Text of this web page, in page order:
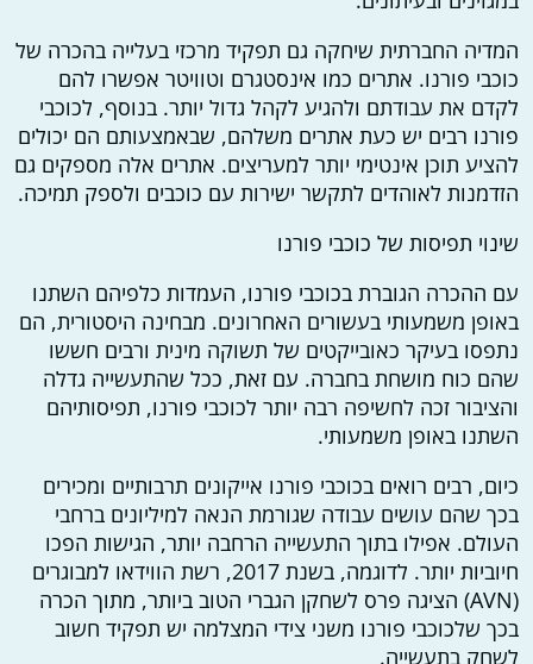
המדיה החברתית שיחקה גם תפקיד מרכזי בעלייה בהכרה של
כוכבי פורנו. אתרים כמו אינסטגרם וטוויטר אפשרו להם
לקדם את עבודתם ולהגיע לקהל גדול יותר. בנוסף, לכוכבי
פורנו רבים יש כעת אתרים משלהם, שבאמצעותם הם יכולים
להציע תוכן אינטימי יותר למעריצים. אתרים אלה מספקים גם
הזדמנות לאוהדים לתקשר ישירות עם כוכבים ולספק תמיכה.
שינוי תפיסות של כוכבי פורנו
עם ההכרה הגוברת בכוכבי פורנו, העמדות כלפיהם השתנו
באופן משמעותי בעשורים האחרונים. מבחינה היסטורית, הם
נתפסו בעיקר כאובייקטים של תשוקה מינית ורבים חששו
שהם כוח מושחת בחברה. עם זאת, ככל שהתעשייה גדלה
והציבור זכה לחשיפה רבה יותר לכוכבי פורנו, תפיסותיהם
השתנו באופן משמעותי.
כיום, רבים רואים בכוכבי פורנו אייקונים תרבותיים ומכירים
בכך שהם עושים עבודה שגורמת הנאה למיליונים ברחבי
העולם. אפילו בתוך התעשייה הרחבה יותר, הגישות הפכו
חיוביות יותר. לדוגמה, בשנת 2017, רשת הווידאו למבוגרים
(AVN) הציגה פרס לשחקן הגברי הטוב ביותר, מתוך הכרה
בכך שלכוכבי פורנו משני צידי המצלמה יש תפקיד חשוב
לשחק בתעשייה.